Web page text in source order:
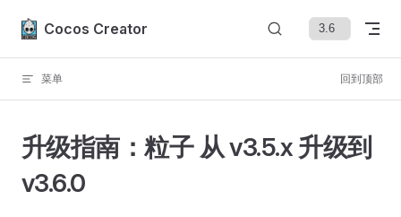
Skip to content
Cocos Creator
菜单 回到顶部
升级指南：粒子 从 v3.5.x 升级到
v3.6.0